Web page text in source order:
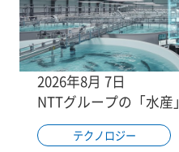
2026年8月 7日
NTTグループの「水産
テクノロジー